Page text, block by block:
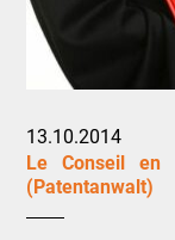
13.10.2014
Le Conseil en
(Patentanwalt)